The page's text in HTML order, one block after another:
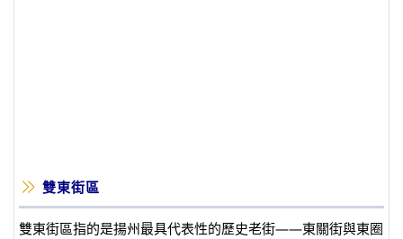
雙東街區
雙東街區指的是揚州最具代表性的歷史老街——東關街與東圈